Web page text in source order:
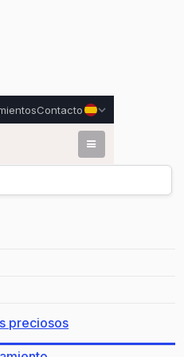
Contacto
de metales
preciosos